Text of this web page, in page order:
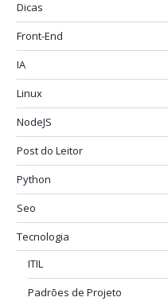
Dicas
Front-End
IA
Linux
NodeJS
Post do Leitor
Python
Seo
Tecnologia
ITIL
Padrões de Projeto